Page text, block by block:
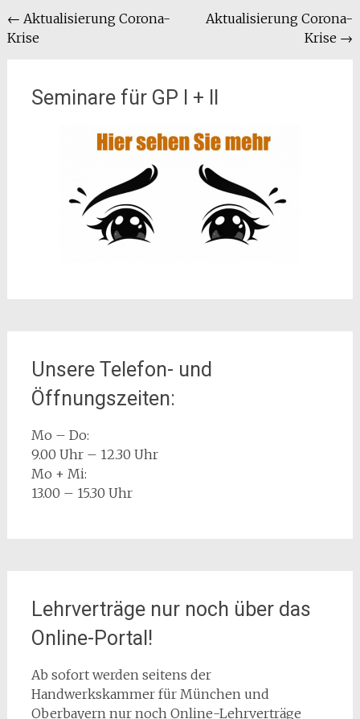
Beitragsnavigation
← Aktualisierung Corona-
Krise
Aktualisierung Corona-
Krise →
Seminare für GP I + II
Unsere Telefon- und
Öffnungszeiten:
Mo – Do:
9.00 Uhr – 12.30 Uhr
Mo + Mi:
13.00 – 15.30 Uhr
Lehrverträge nur noch über das
Online-Portal!
Ab sofort werden seitens der
Handwerkskammer für München und
Oberbayern nur noch Online-Lehrverträge